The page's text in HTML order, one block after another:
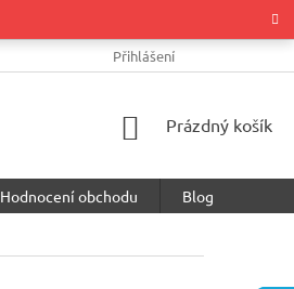
PODMÍNKY OCHRANY OSOBNÍCH
Přihlášení
NÁKUPNÍ
Prázdný košík
Hodnocení obchodu
Blog